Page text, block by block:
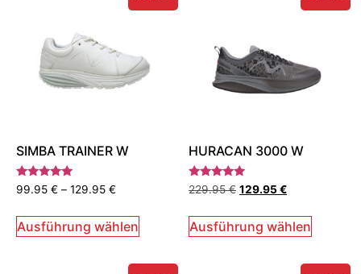
SIMBA TRAINER W
Bewertet
mit
von 5
99.95 € – 129.95 €
Ausführung wählen
HURACAN 3000 W
Bewertet
mit
von 5
229.95€ 129.95€
Ausführung wählen